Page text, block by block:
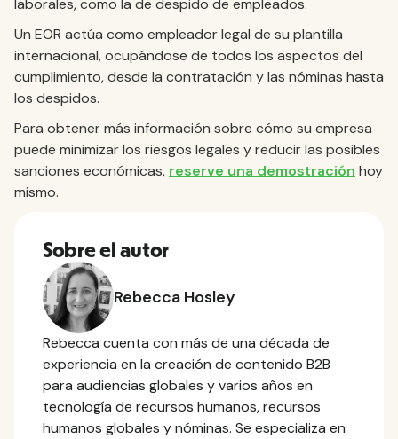
laborales, como la de despido de empleados.
Un EOR actúa como empleador legal de su plantilla
internacional, ocupándose de todos los aspectos del
cumplimiento, desde la contratación y las nóminas hasta
los despidos.
Para obtener más información sobre cómo su empresa
puede minimizar los riesgos legales y reducir las posibles
sanciones económicas, reserve una demostración hoy
mismo.
Sobre el autor
Rebecca Hosley
Rebecca cuenta con más de una década de
experiencia en la creación de contenido B2B
para audiencias globales y varios años en
tecnología de recursos humanos, recursos
humanos globales y nóminas. Se especializa en